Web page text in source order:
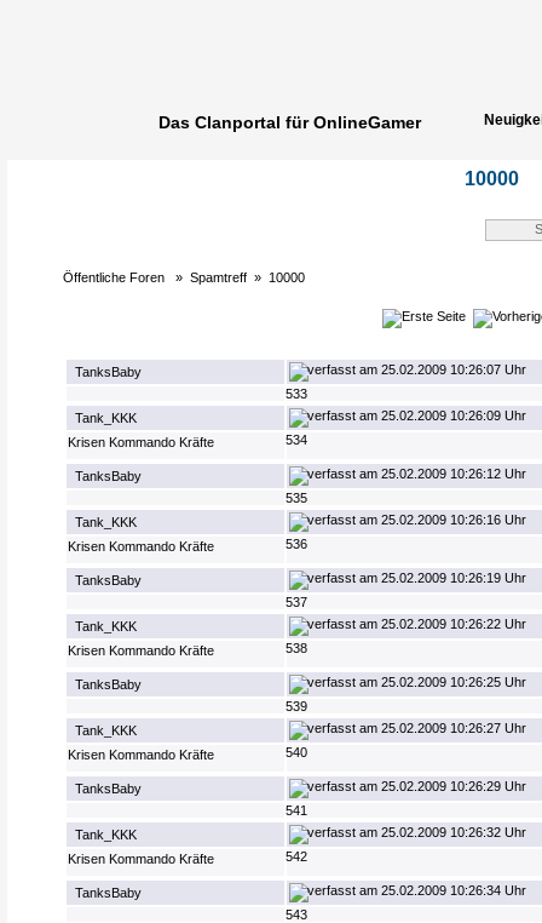
Das Clanportal für OnlineGamer
10000
Öffentliche Foren »Spamtreff » 10000
TanksBaby
25.02.2009 10:26:07 Uhr
533
Tank_KKK
25.02.2009 10:26:09 Uhr
Krisen Kommando Kräfte
534
TanksBaby
25.02.2009 10:26:12 Uhr
535
Tank_KKK
25.02.2009 10:26:16 Uhr
Krisen Kommando Kräfte
536
TanksBaby
25.02.2009 10:26:19 Uhr
537
Tank_KKK
25.02.2009 10:26:22 Uhr
Krisen Kommando Kräfte
538
TanksBaby
25.02.2009 10:26:25 Uhr
539
Tank_KKK
25.02.2009 10:26:27 Uhr
Krisen Kommando Kräfte
540
TanksBaby
25.02.2009 10:26:29 Uhr
541
Tank_KKK
25.02.2009 10:26:32 Uhr
Krisen Kommando Kräfte
542
TanksBaby
25.02.2009 10:26:34 Uhr
543